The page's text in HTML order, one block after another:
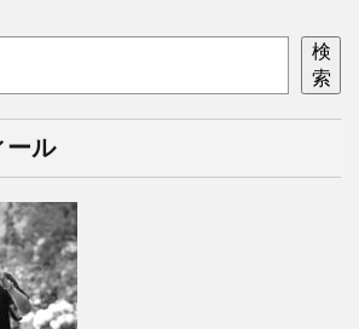
検
索
ール